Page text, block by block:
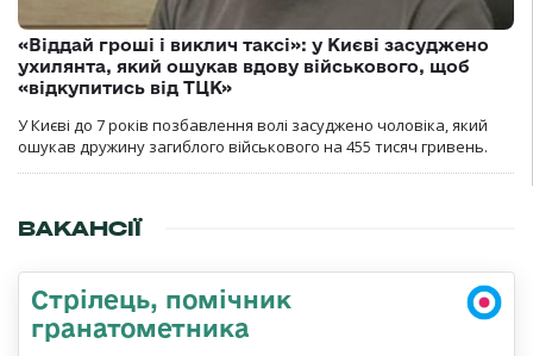
«Віддай гроші і виклич таксі»: у Києві засуджено
ухилянта, який ошукав вдову військового, щоб
«відкупитись від ТЦК»
У Києві до 7 років позбавлення волі засуджено чоловіка, який
ошукав дружину загиблого військового на 455 тисяч гривень.
ВАКАНСІЇ
Стрілець, помічник
гранатометника